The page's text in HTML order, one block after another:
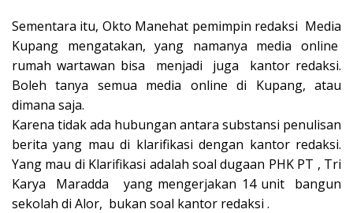
Sementara itu, Okto Manehat pemimpin redaksi Media
Kupang mengatakan, yang namanya media online
rumah wartawan bisa menjadi juga kantor redaksi.
Boleh tanya semua media online di Kupang, atau
dimana saja.
Karena tidak ada hubungan antara substansi penulisan
berita yang mau di klarifikasi dengan kantor redaksi.
Yang mau di Klarifikasi adalah soal dugaan PHK PT , Tri
Karya Maradda yang mengerjakan 14 unit bangun
sekolah di Alor, bukan soal kantor redaksi .